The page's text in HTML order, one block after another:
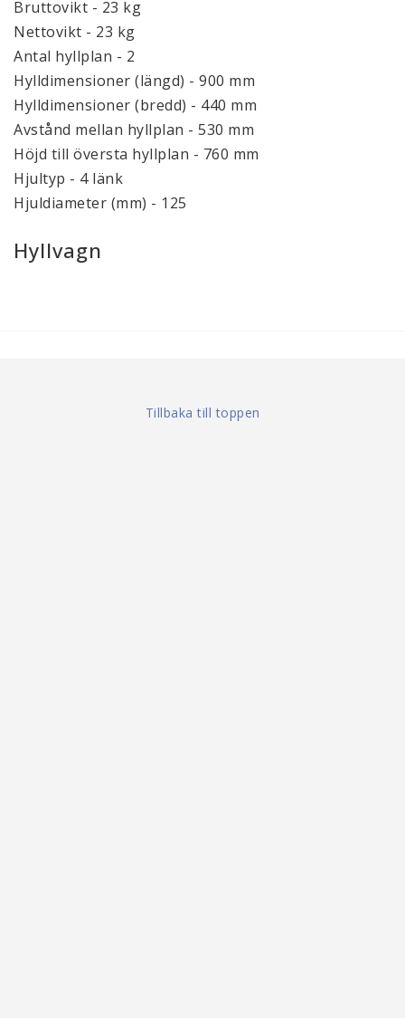
Bruttovikt - 23 kg
Nettovikt - 23 kg
Antal hyllplan - 2
Hylldimensioner (längd) - 900 mm
Hylldimensioner (bredd) - 440 mm
Avstånd mellan hyllplan - 530 mm
Höjd till översta hyllplan - 760 mm
Hjultyp - 4 länk
Hjuldiameter (mm) - 125
Hyllvagn
Tillbaka till toppen